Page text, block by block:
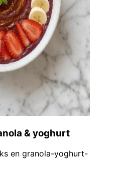
& yoghurt
en granola-yoghurt-